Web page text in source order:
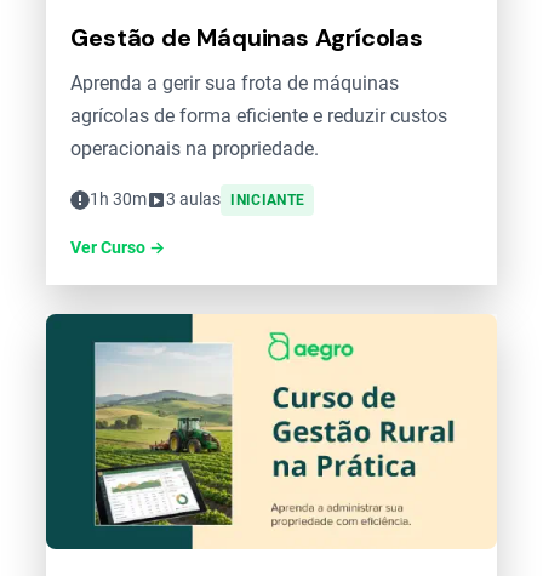
Gestão de Máquinas Agrícolas
Aprenda a gerir sua frota de máquinas
agrícolas de forma eficiente e reduzir custos
operacionais na propriedade.
1h 30m 3 aulas INICIANTE
Ver Curso →